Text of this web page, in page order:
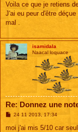
Voila ce que je retiens
J'ai eu peur d'être
mal .
isamidala
Naacal loquace
Re: Donnez une
M
s
24 11 2013, 17:34
moi j'ai mis 5/10 car